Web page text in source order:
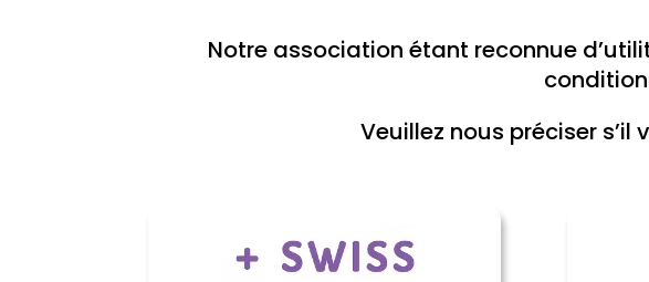
Notre association étant reconnue
Veuillez nous préciser